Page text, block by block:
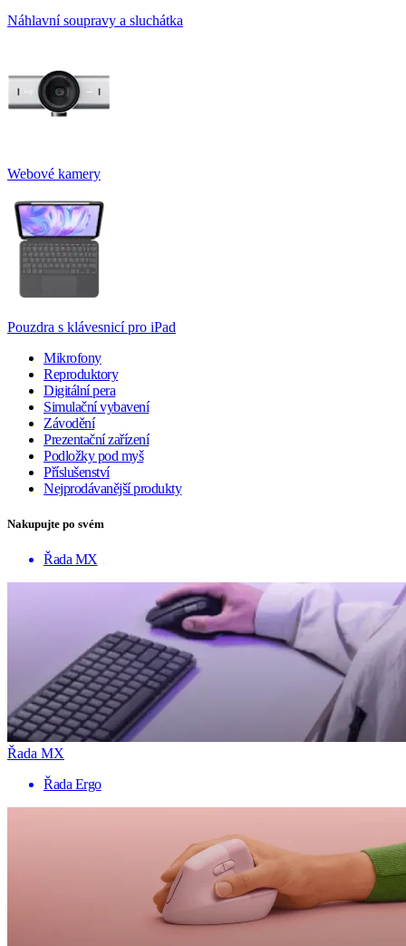
Náhlavní soupravy a sluchátka
Webové kamery
Pouzdra s klávesnicí pro iPad
Mikrofony
Reproduktory
Digitální pera
Simulační vybavení
Závodění
Prezentační zařízení
Podložky pod myš
Příslušenství
Nejprodávanější produkty
Nakupujte po svém
Řada MX
Řada MX
Řada Ergo